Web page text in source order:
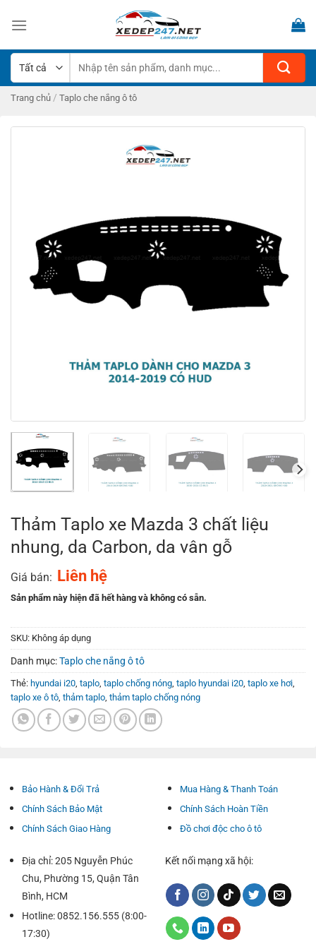
qua
dung
kiếm:
Trang chủ / Taplo che nắng ô tô
Thảm Taplo xe Mazda 3 chất liệu
nhung, da Carbon, da vân gỗ
Giá bán: Liên hệ
Sản phẩm này hiện đã hết hàng và không có sẵn.
SKU: Không áp dụng
Danh mục:Taplo che nắng ô tô
Thẻ: hyundai i20 taplo taplo chống nóng taplo hyundai i20 taplo xe hơi
taplo xe ô tô thảm taplo thảm taplo chống nóng
Bảo Hành & Đổi Trả
Chính Sách Bảo Mật
Chính Sách Giao Hàng
Mua Hàng & Thanh Toán
Chính Sách Hoàn Tiền
Đồ chơi độc cho ô tô
Địa chỉ: 205 Nguyễn Phúc
Chu, Phường 15, Quận Tân
Bình, HCM
Hotline: 0852.156.555 (8:00-
17:30)
Kết nối mạng xã hội: